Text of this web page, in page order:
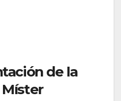
de la
Míster